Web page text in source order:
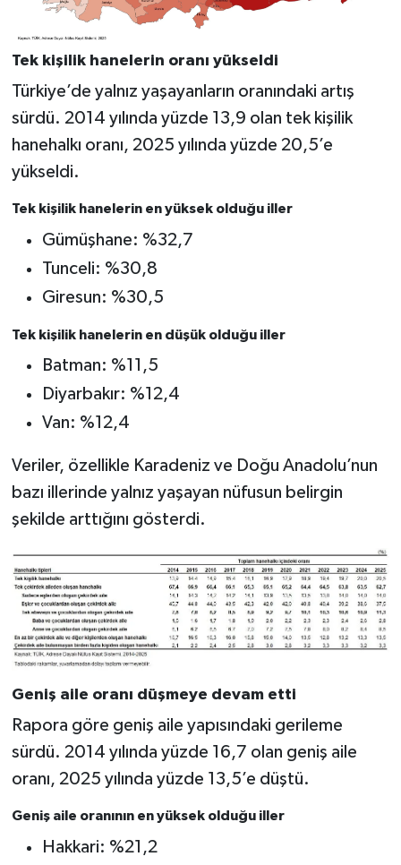
Tek kişilik hanelerin oranı yükseldi
Türkiye’de yalnız yaşayanların oranındaki artış
sürdü. 2014 yılında yüzde 13,9 olan tek kişilik
hanehalkı oranı, 2025 yılında yüzde 20,5’e
yükseldi.
Tek kişilik hanelerin en yüksek olduğu iller
Gümüşhane: %32,7
Tunceli: %30,8
Giresun: %30,5
Tek kişilik hanelerin en düşük olduğu iller
Batman: %11,5
Diyarbakır: %12,4
Van: %12,4
Veriler, özellikle Karadeniz ve Doğu Anadolu’nun
bazı illerinde yalnız yaşayan nüfusun belirgin
şekilde arttığını gösterdi.
Geniş aile oranı düşmeye devam etti
Rapora göre geniş aile yapısındaki gerileme
sürdü. 2014 yılında yüzde 16,7 olan geniş aile
oranı, 2025 yılında yüzde 13,5’e düştü.
Geniş aile oranının en yüksek olduğu iller
Hakkari: %21,2